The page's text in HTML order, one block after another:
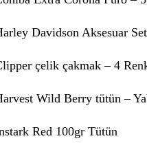
Davidson Aksesuar
çelik çakmak – 4
Wild Berry tütün –
Red 100gr Tütün